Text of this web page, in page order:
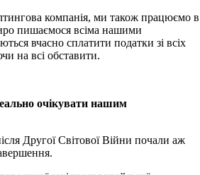
компанія, ми також працюємо в
пишаємося всіма нашими
вчасно сплатити податки зі всіх
на всі обставити.
очікувати нашим
Другої Світової Війни почали аж